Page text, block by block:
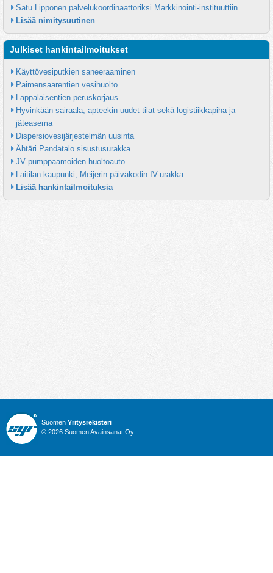
Satu Lipponen palvelukoordinaattoriksi Markkinointi-instituuttiin
Lisää nimitysuutinen
Julkiset hankintailmoitukset
Käyttövesiputkien saneeraaminen
Paimensaarentien vesihuolto
Lappalaisentien peruskorjaus
Hyvinkään sairaala, apteekin uudet tilat sekä logistiikkapiha ja
jäteasema
Dispersiovesijärjestelmän uusinta
Ähtäri Pandatalo sisustusurakka
JV pumppaamoiden huoltoauto
Laitilan kaupunki, Meijerin päiväkodin IV-urakka
Lisää hankintailmoituksia
Suomen Yritysrekisteri
© 2026 Suomen Avainsanat Oy